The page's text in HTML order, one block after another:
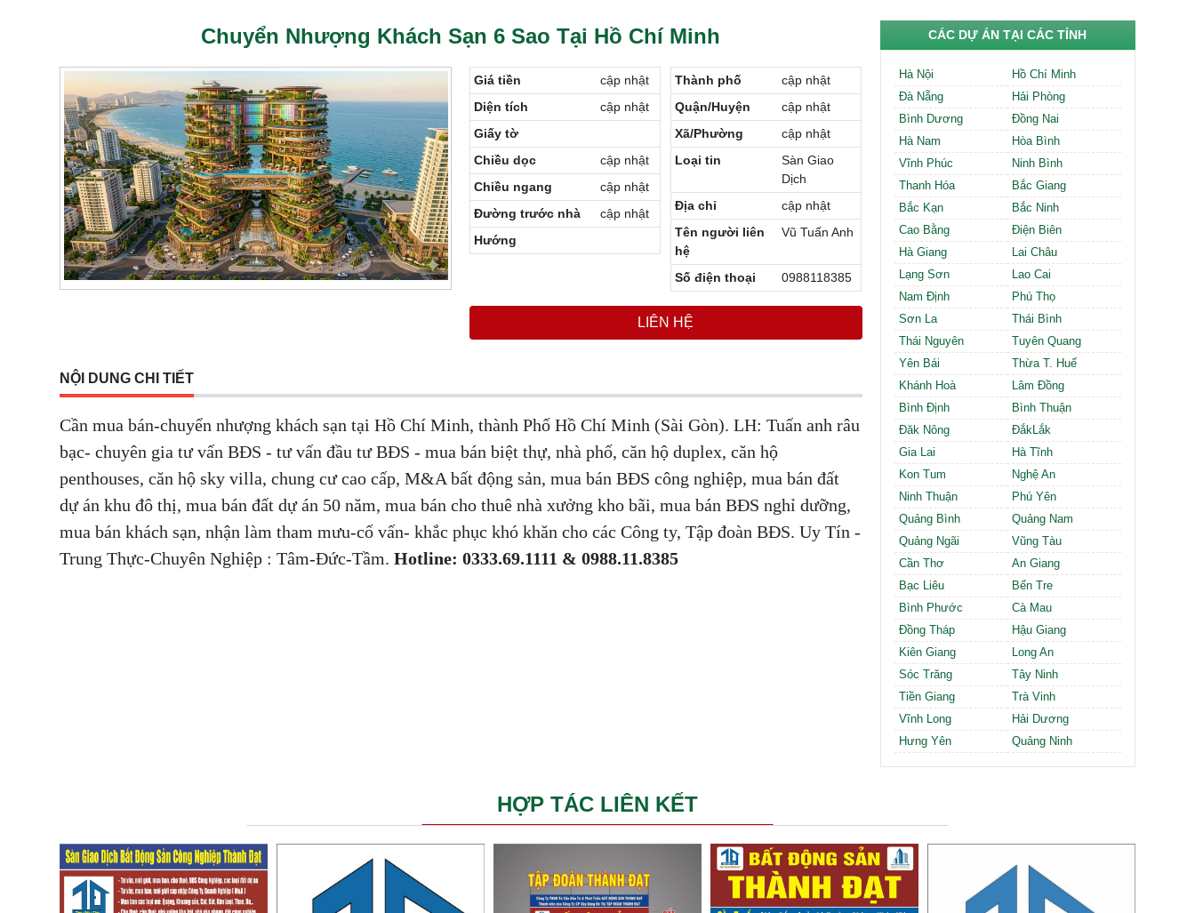
Cần thuê MBKD tại Phường Yên Hòa
Cần thuê MBKD tại Phường Nghĩa Độ
Cần thuê MBKD tại Phường Phương Liệt
Cần thuê MBKD tại Phường Khương Đình
Cần thuê MBKD tại Phường Yên Sở
Cần thuê MBKD tại Phường Hoàng Liệt
Cần thuê MBKD tại Phường Định Công
Cần thuê MBKD tại Phường Tương Mai
Cần thuê MBKD tại Phường Vĩnh Hưng
Cần thuê MBKD tại Phường Lĩnh Nam
Cần thuê MBKD tại Phường Hồng Hà
Cần thuê MBKD tại Phường Láng
Cần thuê MBKD tại Phường Văn Miếu
Cần thuê MBKD tại Phường Kim Liên
Cần thuê MBKD tại Phường Bạch Mai
Cần thuê MBKD tại Phường Vĩnh Tuy
Chuyển Nhượng Khách Sạn 6 Sao Tại Hồ Chí Minh
Giá tiền
cập nhật
Diện tích
cập nhật
Giấy tờ
Chiều dọc
cập nhật
Chiều ngang
cập nhật
Đường trước nhà
cập nhật
Hướng
Thành phố
cập nhật
Quận/Huyện
cập nhật
Xã/Phường
cập nhật
Loại tin
Sàn Giao
Dịch
Địa chỉ
cập nhật
Tên người liên
hệ
Vũ Tuấn Anh
Số điện thoại 0988118385
LIÊN HỆ
NỘI DUNG CHI TIẾT
Cần mua bán-chuyển nhượng khách sạn tại Hồ Chí Minh, thành Phố Hồ Chí Minh (Sài Gòn). LH: Tuấn anh râu
bạc- chuyên gia tư vấn BĐS - tư vấn đầu tư BĐS - mua bán biệt thự, nhà phố, căn hộ duplex, căn hộ
penthouses, căn hộ sky villa, chung cư cao cấp, M&A bất động sản, mua bán BĐS công nghiệp, mua bán đất
dự án khu đô thị, mua bán đất dự án 50 năm, mua bán cho thuê nhà xưởng kho bãi, mua bán BĐS nghỉ dưỡng,
mua bán khách sạn, nhận làm tham mưu-cố vấn- khắc phục khó khăn cho các Công ty, Tập đoàn BĐS. Uy Tín -
Trung Thực-Chuyên Nghiệp : Tâm-Đức-Tầm. Hotline: 0333.69.1111 & 0988.11.8385
CÁC DỰ ÁN TẠI CÁC TỈNH
Hà Nội
Hồ Chí Minh
Đà Nẵng
Hải Phòng
Bình Dương
Đồng Nai
Hà Nam
Hòa Bình
Vĩnh Phúc
Ninh Bình
Thanh Hóa
Bắc Giang
Bắc Kạn
Bắc Ninh
Cao Bằng
Điện Biên
Hà Giang
Lai Châu
Lạng Sơn
Lao Cai
Nam Định
Phú Thọ
Sơn La
Thái Bình
Thái Nguyên
Tuyên Quang
Yên Bái
Thừa T. Huế
Khánh Hoà
Lâm Đồng
Bình Định
Bình Thuận
Đăk Nông
ĐắkLắk
Gia Lai
Hà Tĩnh
Kon Tum
Nghệ An
Ninh Thuận
Phú Yên
Quảng Bình
Quảng Nam
Quảng Ngãi
Vũng Tàu
Cần Thơ
An Giang
Bạc Liêu
Bến Tre
Bình Phước
Cà Mau
Đồng Tháp
Hậu Giang
Kiên Giang
Long An
Sóc Trăng
Tây Ninh
Tiền Giang
Trà Vinh
Vĩnh Long
Hải Dương
Hưng Yên
Quảng Ninh
HỢP TÁC LIÊN KẾT